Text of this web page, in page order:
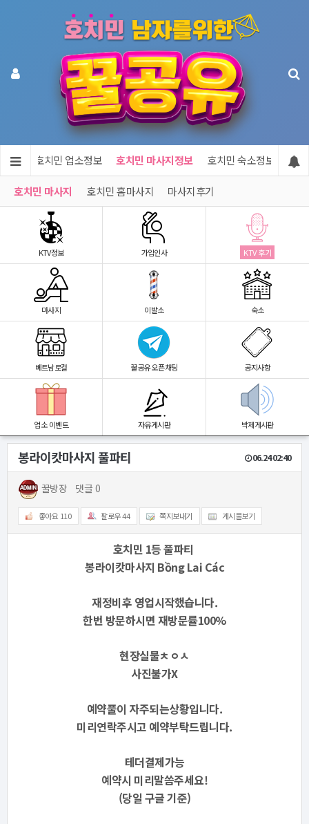
메인 호치민 업소정보 호치민 마사지정보 호치민 숙소정보 호
호치민 마사지 호치민 홈마사지 마사지후기
KTV정보 가입인사 KTV 후기
마사지 이발소 숙소
베트남로컬 꿀공유 오픈채팅 공지사항
업소 이벤트 자유게시판 박제게시판
봉라이캇마사지 풀파티 06.24 02:40
꿀방장 댓글 0
좋아요 110 팔로우44 쪽지보내기 게시물보기
호치민 1등 풀파티
봉라이캇마사지 Bồng Lai Các
재정비후 영업시작했습니다.
한번 방문하시면 재방문률100%
현장실물ㅊㅇㅅ
사진불가X
예약풀이 자주되는상황입니다.
미리연락주시고 예약부탁드립니다.
테더결제가능
예약시 미리말씀주세요!
(당일 구글 기준)